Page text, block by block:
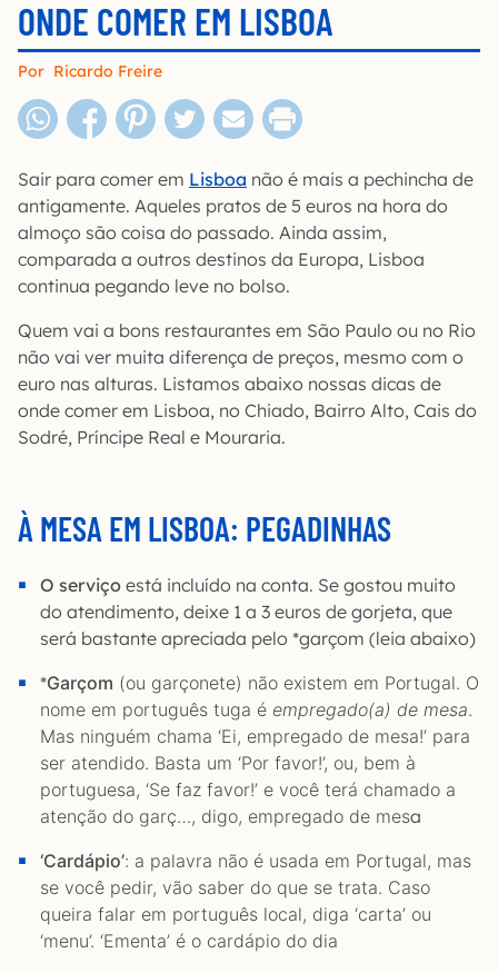
ONDE COMER EM LISBOA
Por Ricardo Freire
Sair para comer em Lisboa não é mais a pechincha de
antigamente. Aqueles pratos de 5 euros na hora do
almoço são coisa do passado. Ainda assim,
comparada a outros destinos da Europa, Lisboa
continua pegando leve no bolso.
Quem vai a bons restaurantes em São Paulo ou no Rio
não vai ver muita diferença de preços, mesmo com o
euro nas alturas. Listamos abaixo nossas dicas de
onde comer em Lisboa, no Chiado, Bairro Alto, Cais do
Sodré, Príncipe Real e Mouraria.
À MESA EM LISBOA: PEGADINHAS
O serviço está incluído na conta. Se gostou muito
do atendimento, deixe 1 a 3 euros de gorjeta, que
será bastante apreciada pelo *garçom (leia abaixo)
*Garçom (ou garçonete) não existem em Portugal. O
nome em português tuga é empregado(a) de mesa.
Mas ninguém chama ‘Ei, empregado de mesa!’ para
ser atendido. Basta um ‘Por favor!’, ou, bem à
portuguesa, ‘Se faz favor!’ e você terá chamado a
atenção do garç…, digo, empregado de mesa
‘Cardápio’: a palavra não é usada em Portugal, mas
se você pedir, vão saber do que se trata. Caso
queira falar em português local, diga ‘carta’ ou
‘menu’. ‘Ementa’ é o cardápio do dia